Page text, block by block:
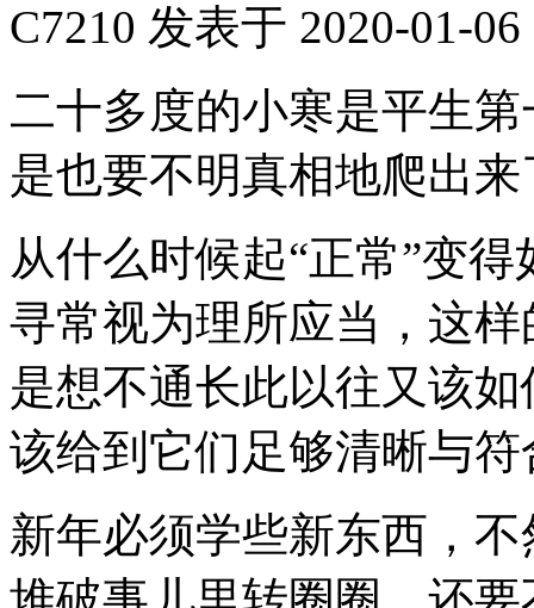
C7210 发表于 2020-01-06
二十多度的小寒是平生
是也要不明真相地爬出来
从什么时候起“正常”变
寻常视为理所应当，这
是想不通长此以往又该如
该给到它们足够清晰与
新年必须学些新东西，